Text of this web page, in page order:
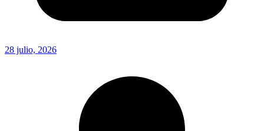
28 julio, 2026